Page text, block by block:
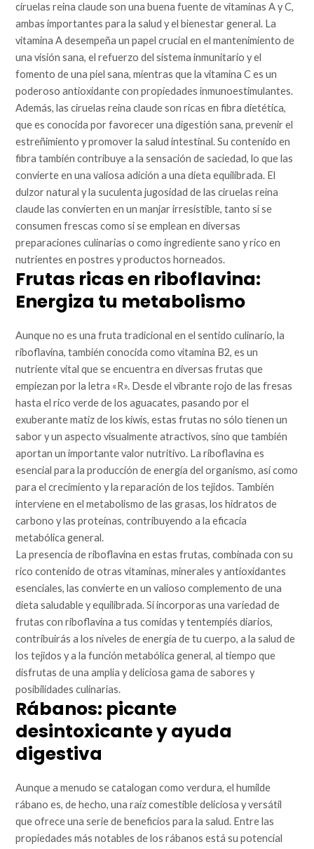
ciruelas reina claude son una buena fuente de vitaminas A y C,
ambas importantes para la salud y el bienestar general. La
vitamina A desempeña un papel crucial en el mantenimiento de
una visión sana, el refuerzo del sistema inmunitario y el
fomento de una piel sana, mientras que la vitamina C es un
poderoso antioxidante con propiedades inmunoestimulantes.
Además, las ciruelas reina claude son ricas en fibra dietética,
que es conocida por favorecer una digestión sana, prevenir el
estreñimiento y promover la salud intestinal. Su contenido en
fibra también contribuye a la sensación de saciedad, lo que las
convierte en una valiosa adición a una dieta equilibrada. El
dulzor natural y la suculenta jugosidad de las ciruelas reina
claude las convierten en un manjar irresistible, tanto si se
consumen frescas como si se emplean en diversas
preparaciones culinarias o como ingrediente sano y rico en
nutrientes en postres y productos horneados.
Frutas ricas en riboflavina:
Energiza tu metabolismo
Aunque no es una fruta tradicional en el sentido culinario, la
riboflavina, también conocida como vitamina B2, es un
nutriente vital que se encuentra en diversas frutas que
empiezan por la letra «R». Desde el vibrante rojo de las fresas
hasta el rico verde de los aguacates, pasando por el
exuberante matiz de los kiwis, estas frutas no sólo tienen un
sabor y un aspecto visualmente atractivos, sino que también
aportan un importante valor nutritivo. La riboflavina es
esencial para la producción de energía del organismo, así como
para el crecimiento y la reparación de los tejidos. También
interviene en el metabolismo de las grasas, los hidratos de
carbono y las proteínas, contribuyendo a la eficacia
metabólica general.
La presencia de riboflavina en estas frutas, combinada con su
rico contenido de otras vitaminas, minerales y antioxidantes
esenciales, las convierte en un valioso complemento de una
dieta saludable y equilibrada. Si incorporas una variedad de
frutas con riboflavina a tus comidas y tentempiés diarios,
contribuirás a los niveles de energía de tu cuerpo, a la salud de
los tejidos y a la función metabólica general, al tiempo que
disfrutas de una amplia y deliciosa gama de sabores y
posibilidades culinarias.
Rábanos: picante
desintoxicante y ayuda
digestiva
Aunque a menudo se catalogan como verdura, el humilde
rábano es, de hecho, una raíz comestible deliciosa y versátil
que ofrece una serie de beneficios para la salud. Entre las
propiedades más notables de los rábanos está su potencial